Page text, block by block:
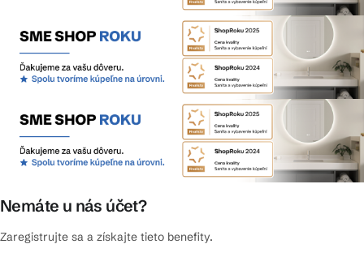
Nemáte u nás účet?
Zaregistrujte sa a získajte tieto benefity.